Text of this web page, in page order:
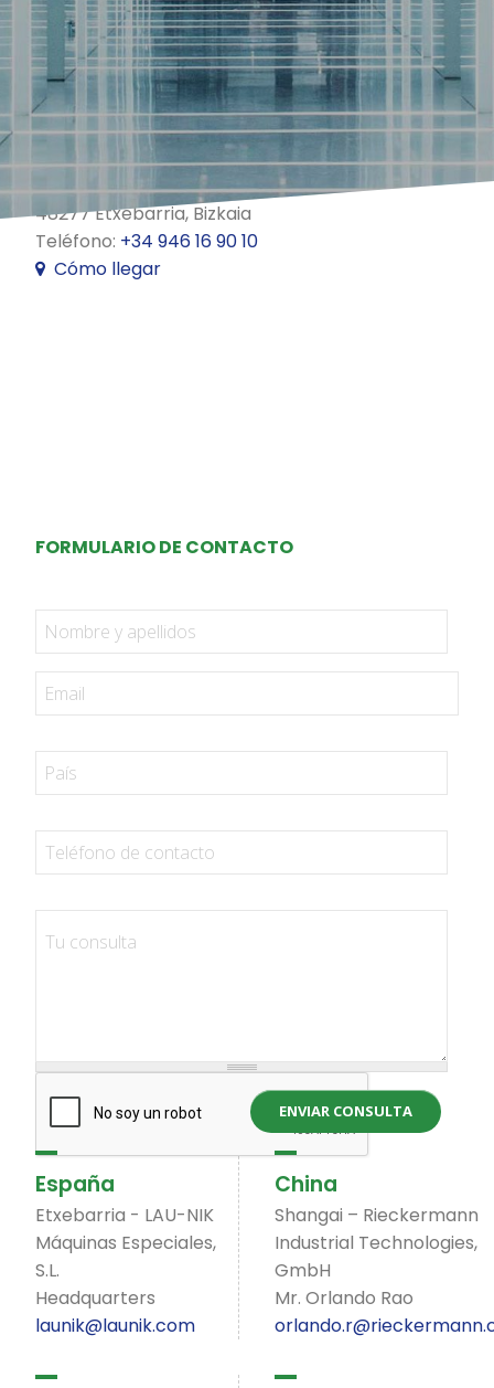
Polígono Galarza, 16
48277 Etxebarria, Bizkaia
Teléfono: +34 946 16 90 10
Cómo llegar
FORMULARIO DE CONTACTO
ENVIAR CONSULTA
España
Etxebarria - LAU-NIK
Máquinas Especiales,
S.L.
Headquarters
launik@launik.com
China
Shangai – Rieckermann
Industrial Technologies,
GmbH
Mr. Orlando Rao